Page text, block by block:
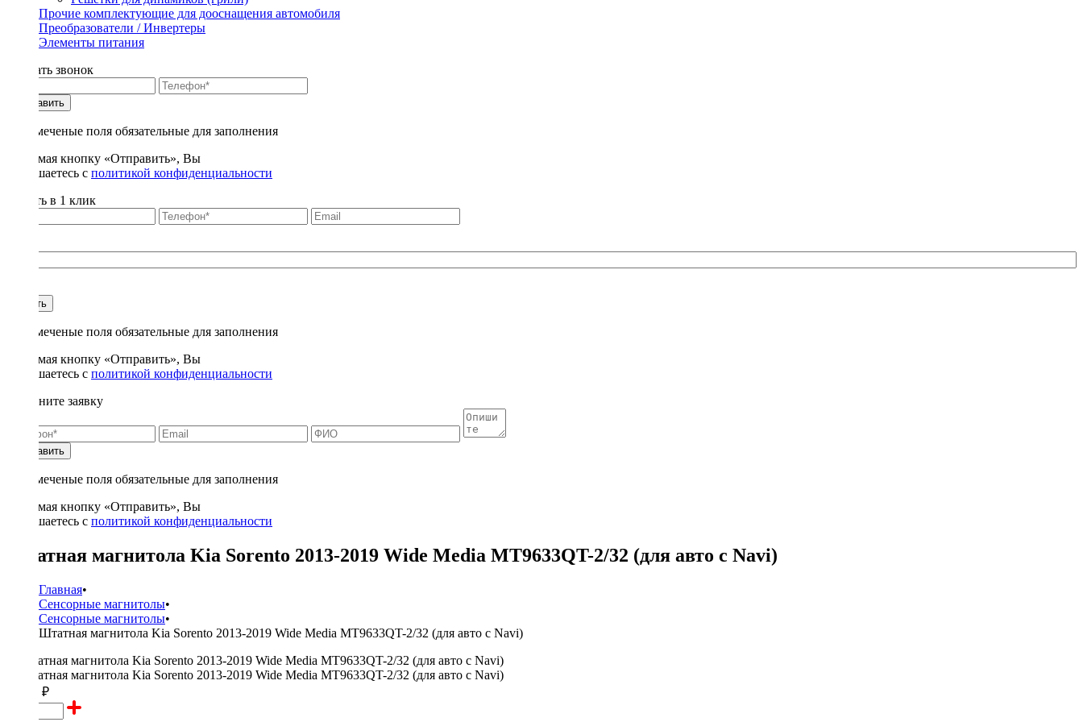
Прочие комплектующие для дооснащения автомобиля
Преобразователи / Инвертеры
Элементы питания
Заказать звонок
Отправить
* - отмеченые поля обязательные для заполнения
Нажимая кнопку «Отправить», Вы
соглашаетесь с политикой конфиденциальности
Купить в 1 клик
Купить
* - отмеченые поля обязательные для заполнения
Нажимая кнопку «Отправить», Вы
соглашаетесь с политикой конфиденциальности
Заполните заявку
Отправить
* - отмеченые поля обязательные для заполнения
Нажимая кнопку «Отправить», Вы
соглашаетесь с политикой конфиденциальности
Штатная магнитола Kia Sorento 2013-2019 Wide Media MT9633QT-2/32 (для авто с Navi)
Главная•
Сенсорные магнитолы•
Сенсорные магнитолы•
Штатная магнитола Kia Sorento 2013-2019 Wide Media MT9633QT-2/32 (для авто с Navi)
35000 ₽